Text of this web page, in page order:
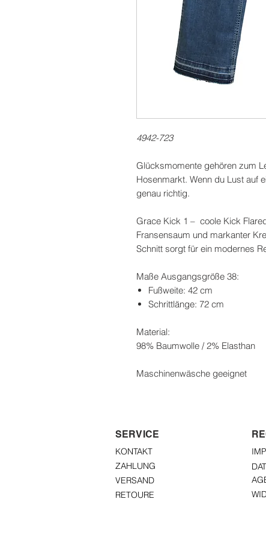
4942-723
Glücksmomente gehören zum
Hosenmarkt. Wenn du Lust auf
genau richtig.
Grace Kick 1 – coole Kick
Fransensaum und markanter
Schnitt sorgt für ein modernes
Maße Ausgangsgröße 38:
Fußweite: 42 cm
Schrittlänge: 72 cm
Material:
98% Baumwolle / 2% Elasthan
Maschinenwäsche geeignet
SERVICE
KONTAKT
ZAHLUNG
VERSAND
RETOURE